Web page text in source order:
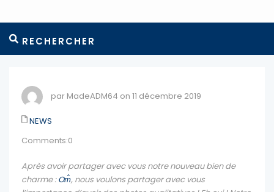
RECHERCHER
par MadeADM64 on 11 décembre 2019
NEWS
Comments:0
Après avoir partager avec vous notre nouveau bien de
charme :Om̐, nous voulons partager avec vous